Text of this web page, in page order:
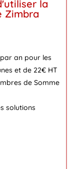
la
Zimbra
an pour les
et de 22€ HT
de Somme
solutions